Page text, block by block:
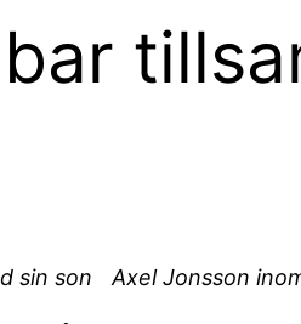
sin son Axel Jonsson